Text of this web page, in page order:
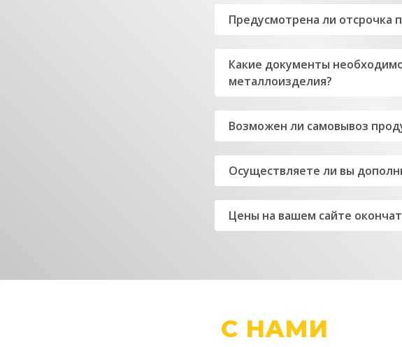
Предусмотрена ли отсрочка
Какие документы
металлоизделия?
Возможен ли самовывоз
Осуществляете ли вы
Цены на вашем сайте
С НАМИ